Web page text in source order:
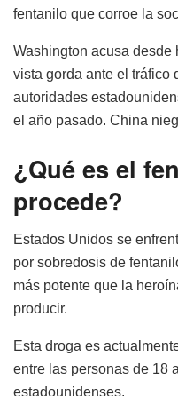
fentanilo que corroe la
Washington acusa desde
vista gorda ante el tráfico
autoridades
el año pasado. China
¿Qué es el
procede?
Estados Unidos se
por sobredosis de
más potente que la
producir.
Esta droga es
entre las personas de 18
estadounidenses.